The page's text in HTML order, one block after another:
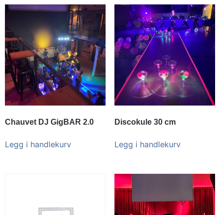
Chauvet DJ GigBAR 2.0
Legg i handlekurv
Discokule 30 cm
Legg i handlekurv